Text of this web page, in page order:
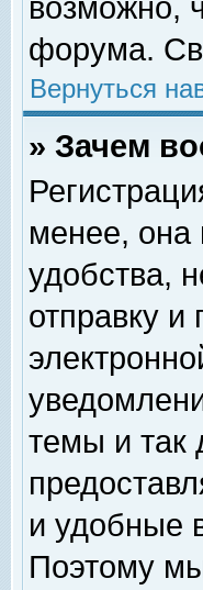
возможно,
форума.
Вернуться
» Зачем
менее, она
удобства,
отправку
темы и так
и удобные
Поэтому